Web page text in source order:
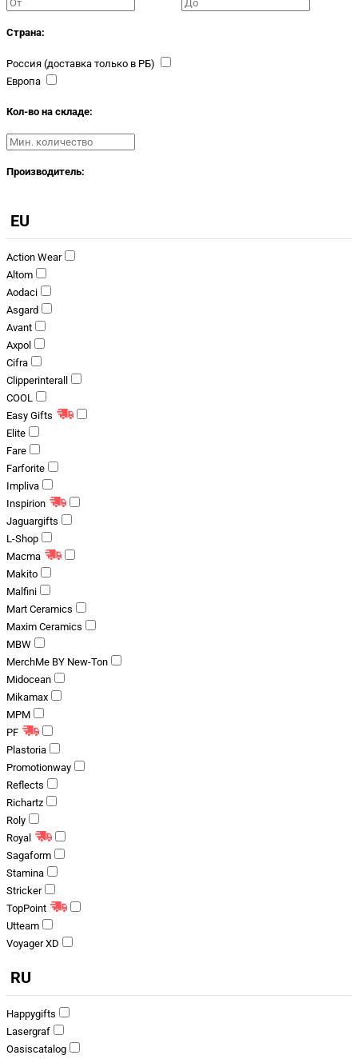
Страна:
Россия (доставка только в РБ)
Европа
Кол-во на складе:
Производитель:
EU
Action Wear
Altom
Aodaci
Asgard
Avant
Axpol
Cifra
Clipperinterall
COOL
Easy Gifts
Elite
Fare
Farforite
Impliva
Inspirion
Jaguargifts
L-Shop
Macma
Makito
Malfini
Mart Ceramics
Maxim Ceramics
MBW
MerchMe BY New-Ton
Midocean
Mikamax
MPM
PF
Plastoria
Promotionway
Reflects
Richartz
Roly
Royal
Sagaform
Stamina
Stricker
TopPoint
Utteam
Voyager XD
RU
Happygifts
Lasergraf
Oasiscatalog